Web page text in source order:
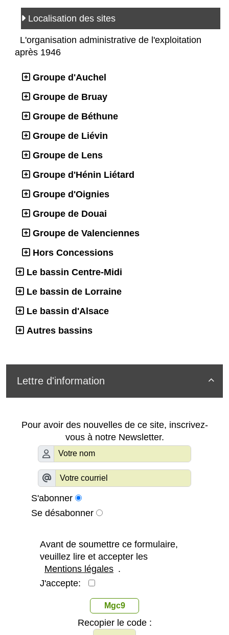
Localisation des sites
L'organisation administrative de l'exploitation
après 1946
Groupe d'Auchel
Groupe de Bruay
Groupe de Béthune
Groupe de Liévin
Groupe de Lens
Groupe d'Hénin Liétard
Groupe d'Oignies
Groupe de Douai
Groupe de Valenciennes
Hors Concessions
Le bassin Centre-Midi
Le bassin de Lorraine
Le bassin d'Alsace
Autres bassins

Lettre d'information
Pour avoir des nouvelles de ce site, inscrivez-
vous à notre Newsletter.
S'abonner
Se désabonner
Avant de soumettre ce formulaire,
veuillez lire et accepter les
Mentions légales .
J'accepte:
Mgc9
Recopier le code :